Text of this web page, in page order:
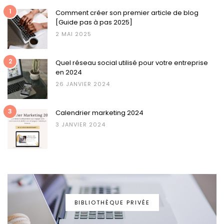
1
Comment créer son premier article de blog
[Guide pas à pas 2025]
2 MAI 2025
2
Quel réseau social utilisé pour votre entreprise
en 2024
26 JANVIER 2024
3 Calendrier marketing 2024
3 JANVIER 2024
BIBLIOTHÈQUE PRIVÉE